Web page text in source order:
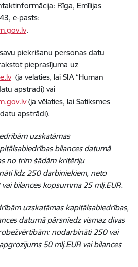
Rīga, Emīlijas
e-pasts:
.
piekrišanu personas datu
pieprasījuma uz
(ja vēlaties, lai SIA “Human
apstrādi) vai
(ja vēlaties, lai Satiksmes
apstrādi).
uzskatāmas
bilances datumā
no trim šādām kritēriju
līdz 250 darbiniekiem, neto
bilances kopsumma 25 mlj.EUR.
uzskatāmas kapitālsabiedrības,
datumā pārsniedz vismaz divas
nodarbināti 250 vai
50 mlj.EUR vai bilances